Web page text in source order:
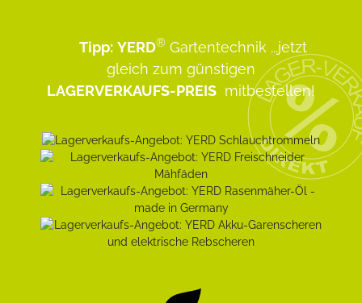
Tipp: YERD® Gartentechnik ...jetzt
gleich zum günstigen
LAGERVERKAUFS-PREIS mitbestellen!